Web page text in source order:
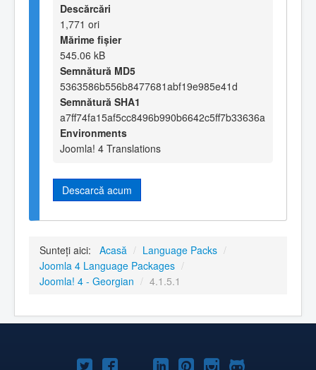
Descărcări
1,771 ori
Mărime fișier
545.06 kB
Semnătură MD5
5363586b556b8477681abf19e985e41d
Semnătură SHA1
a7ff74fa15af5cc8496b990b6642c5ff7b33636a
Environments
Joomla! 4 Translations
Descarcă acum
Sunteți aici: Acasă / Language Packs /
Joomla 4 Language Packages /
Joomla! 4 - Georgian / 4.1.5.1